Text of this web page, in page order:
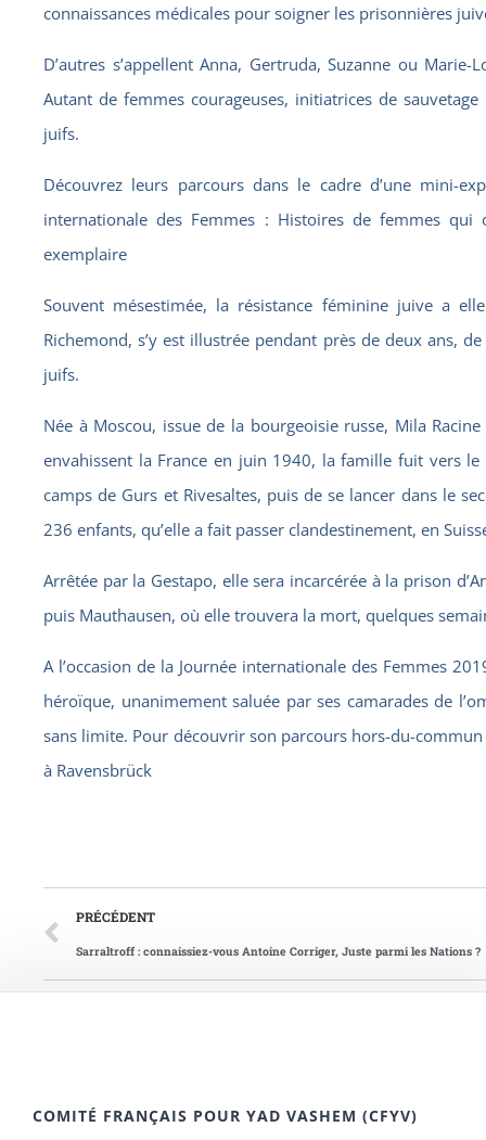
connaissances médicales pour soigner les prisonnières
D’autres s’appellent Anna, Gertruda, Suzanne ou
Autant de femmes courageuses, initiatrices de
juifs.
Découvrez leurs parcours dans le cadre d’une mini-
internationale des Femmes : Histoires de femmes qui
exemplaire
Souvent mésestimée, la résistance féminine juive a
Richemond, s’y est illustrée pendant près de deux ans,
juifs.
Née à Moscou, issue de la bourgeoisie russe, Mila
envahissent la France en juin 1940, la famille fuit vers le
camps de Gurs et Rivesaltes, puis de se lancer dans le
236 enfants, qu’elle a fait passer clandestinement, en
Arrêtée par la Gestapo, elle sera incarcérée à la prison
puis Mauthausen, où elle trouvera la mort, quelques
A l’occasion de la Journée internationale des Femmes
héroïque, unanimement saluée par ses camarades de
sans limite. Pour découvrir son parcours hors-du-
à Ravensbrück
PRÉCÉDENT
Sarraltroff : connaissiez-vous Antoine Corriger, Juste parmi les Nations ?
COMITÉ FRANÇAIS POUR YAD VASHEM (CFYV)